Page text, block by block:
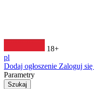
18+
pl
Dodaj ogłoszenie Zaloguj się
Parametry
Szukaj